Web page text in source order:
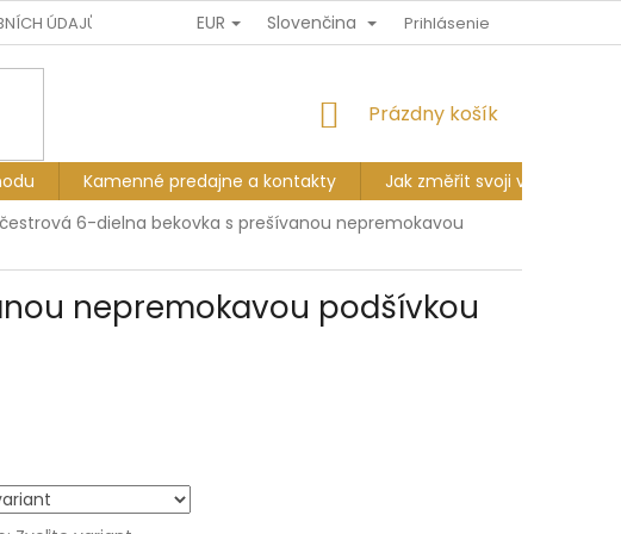
ÚDAJŮ DOPRAVA A PLATBA VÝMĚNA A VRÁCENÍ
EUR Slovenčina Prihlásenie
NÁKUPNÝ
Prázdny košík
Kamenné predajne a kontakty Jak změřit svoji velikost?
6-dielna bekovka s prešívanou nepremokavou
nepremokavou podšívkou